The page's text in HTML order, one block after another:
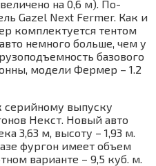
на 0,6 м). По-
Gazel Next Fermer. Как и
комплектуется тентом
немного больше, чем у
базового
модели Фермер – 1.2
серийному выпуску
Некст. Новый авто
3,63 м, высоту – 1,93 м.
фургон имеет объем
варианте – 9,5 куб. м.